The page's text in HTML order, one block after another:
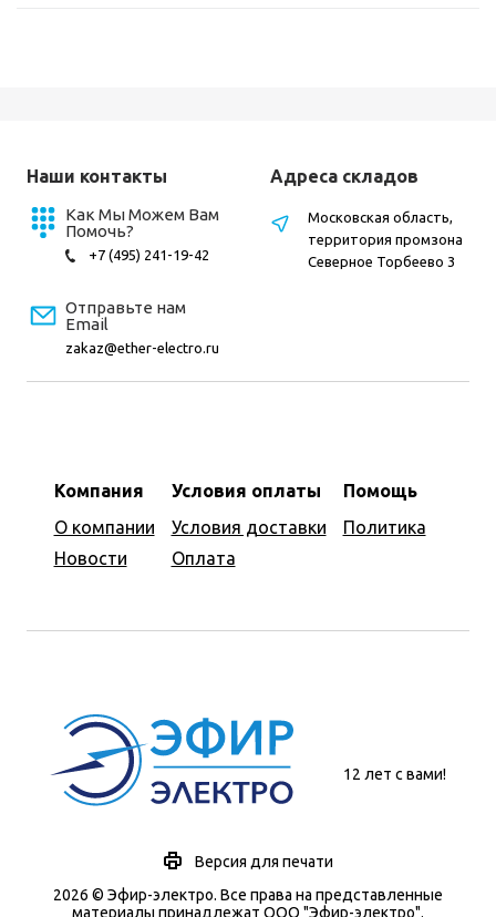
Наши контакты
Как Мы Можем Вам
Помочь?
+7 (495) 241-19-42
Отправьте нам
Email
zakaz@ether-electro.ru
Компания
О компании
Новости
Условия оплаты
Условия доставки
Оплата
Помощь
Политика
Адреса складов
Московская область,
территория промзона
Северное Торбеево 3
12 лет с вами!
Версия для печати
2026 © Эфир-электро. Все права на представленные
материалы принадлежат ООО "Эфир-электро".